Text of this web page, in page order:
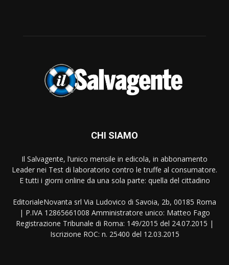
CHI SIAMO
Il Salvagente, l’unico mensile in edicola, in abbonamento
Leader nei Test di laboratorio contro le truffe al consumatore.
E tutti i giorni online da una sola parte: quella del cittadino
EditorialeNovanta srl Via Ludovico di Savoia, 2b, 00185 Roma
| P.IVA 12865661008 Amministratore unico: Matteo Fago
Registrazione Tribunale di Roma: 149/2015 del 24.07.2015 |
Iscrizione ROC: n. 25400 del 12.03.2015